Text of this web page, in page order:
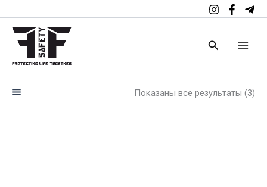
к
содержимому
Поиск
Показаны все результаты (3)